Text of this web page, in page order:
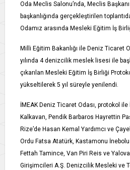
Oda Meclis Salonu’nda, Meclis
başkanlığında gerçekleştirilen
Odamız arasında Mesleki Eğitim İş
Milli Eğitim Bakanlığı ile Deniz Ticaret
yılında 4 denizcilik meslek lisesi ile
çıkarılan Mesleki Eğitim İş Birliği
yükseltilerek 5 yıl süreyle yenilendi.
İMEAK Deniz Ticaret Odası, protokol
Kalkavan, Pendik Barbaros Hayrettin
Rize’de Hasan Kemal Yardımcı ve
Ordu Fatsa Atatürk, Kastamonu
Fettah Tamince, Van Piri Reis ve
Girişimcileri A.Ş. Denizcilik Mesleki ve